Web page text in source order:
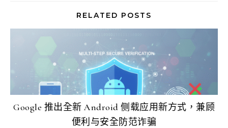
RELATED POSTS
Google 推出全新 Android 侧载应用新方式，兼顾
便利与安全防范诈骗